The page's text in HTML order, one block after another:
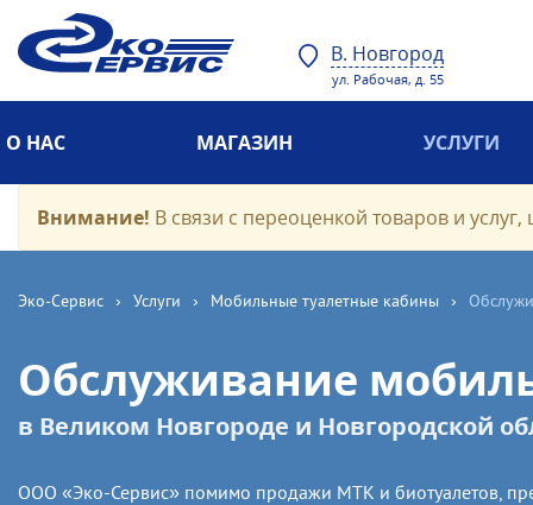
В. Новгород
ул. Рабочая, д. 55
О НАС МАГАЗИН УСЛУГИ
Внимание! В связи с переоценкой товаров и
Эко-Cервис › Услуги › Мобильные туалетные кабины ›
Обслуживание
в Великом Новгороде и Новгородской
ООО «Эко-Сервис» помимо продажи МТК и биотуалетов,